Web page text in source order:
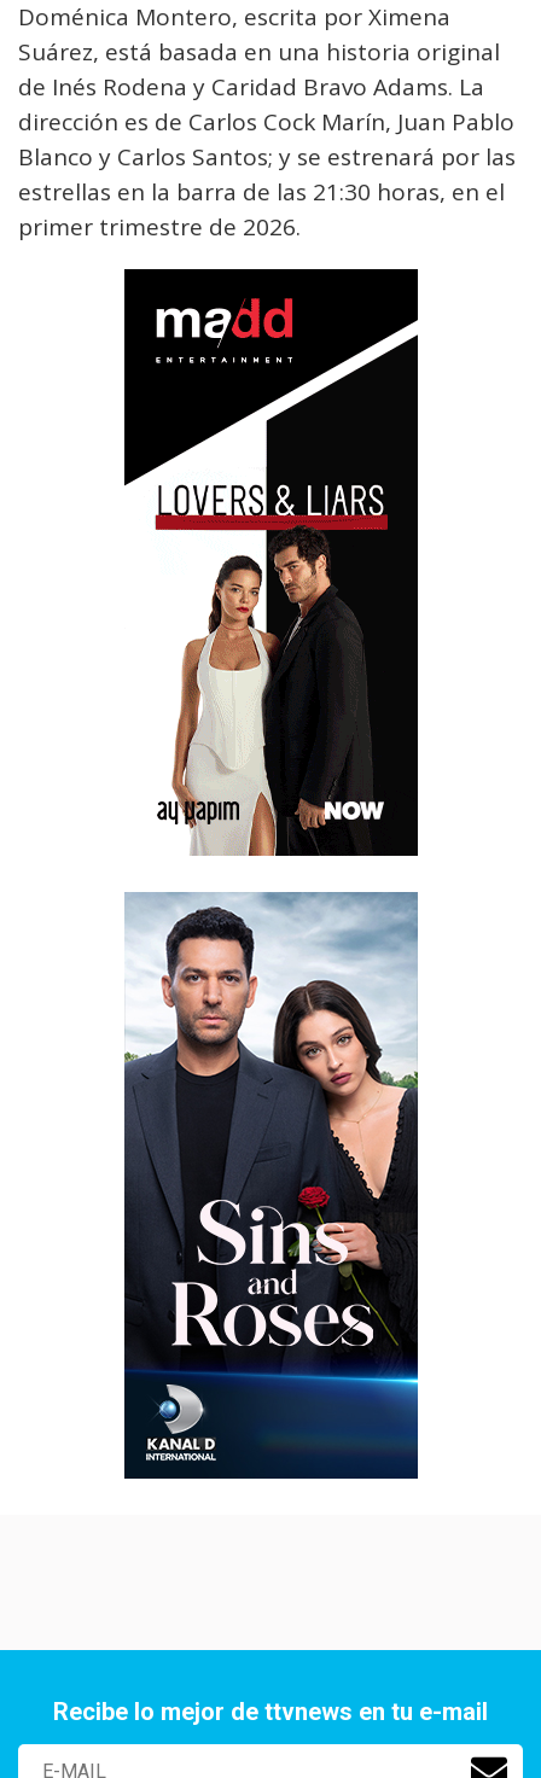
Doménica Montero, escrita por Ximena
Suárez, está basada en una historia original
de Inés Rodena y Caridad Bravo Adams. La
dirección es de Carlos Cock Marín, Juan Pablo
Blanco y Carlos Santos; y se estrenará por las
estrellas en la barra de las 21:30 horas, en el
primer trimestre de 2026.
Recibe lo mejor de ttvnews en tu e-mail